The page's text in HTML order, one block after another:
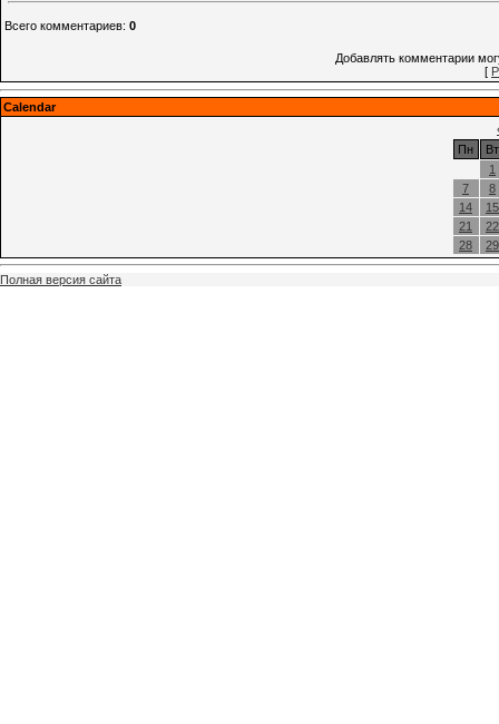
Всего комментариев: 0
Добавлять комментарии
[
Calendar
Пн
Вт
1
7
8
14
15
21
22
28
29
Полная версия сайта